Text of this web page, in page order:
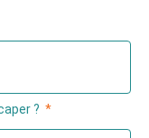
?